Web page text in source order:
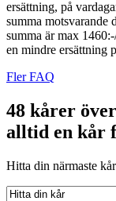
ersättning, på
summa motsvarande
summa är max
en mindre ersättning
Fler FAQ
48 kårer
alltid en kår
Hitta din närmaste